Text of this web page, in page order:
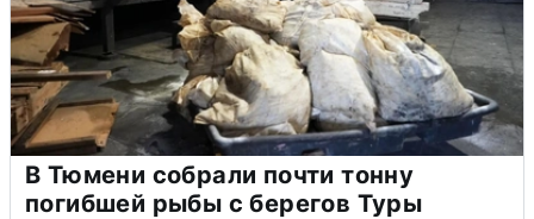
В Тюмени собрали почти тонну
погибшей рыбы с берегов Туры